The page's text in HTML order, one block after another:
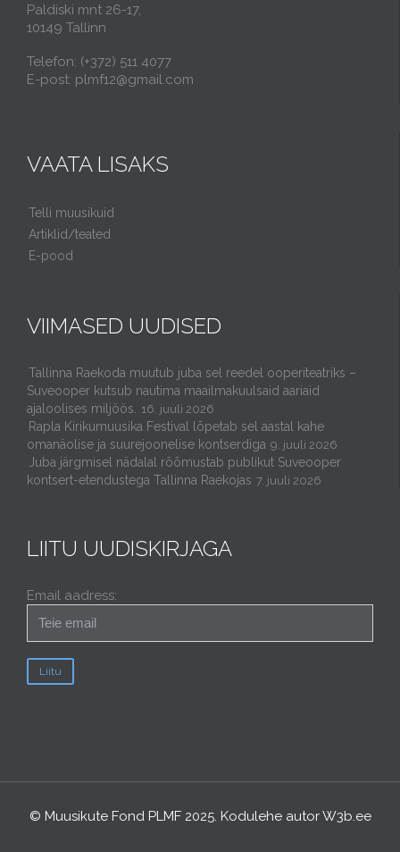
Paldiski mnt 26-17,
10149 Tallinn
Telefon: (+372) 511 4077
E-post: plmf12@gmail.com
VAATA LISAKS
Telli muusikuid
Artiklid/teated
E-pood
VIIMASED UUDISED
Tallinna Raekoda muutub juba sel reedel ooperiteatriks –
Suveooper kutsub nautima maailmakuulsaid aariaid
ajaloolises miljöös.
16. juuli 2026
Rapla Kirikumuusika Festival lõpetab sel aastal kahe
omanäolise ja suurejoonelise kontserdiga 9. juuli 2026
Juba järgmisel nädalal rõõmustab publikut Suveooper
kontsert-etendustega Tallinna Raekojas 7. juuli 2026
LIITU UUDISKIRJAGA
Email aadress:
© Muusikute Fond PLMF 2025. Kodulehe autorW3b.ee